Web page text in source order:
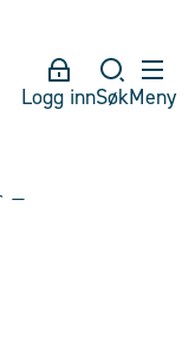
Logg innSøkMeny